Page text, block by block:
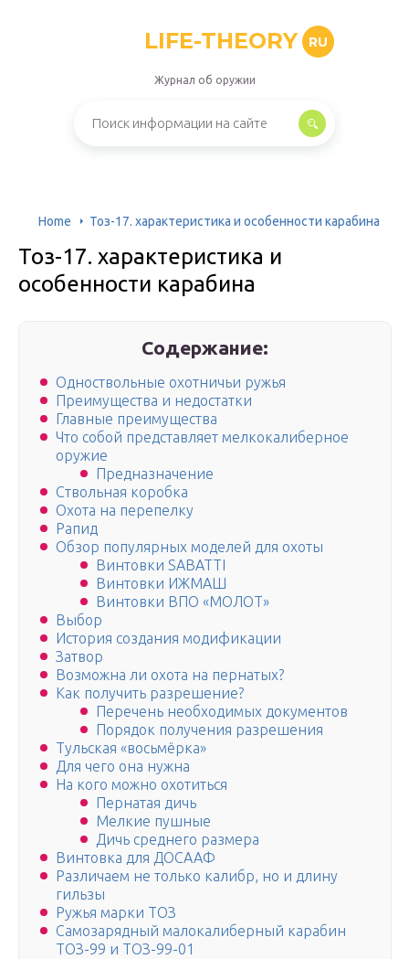
LIFE-THEORY RU
Журнал об оружии
Home Тоз-17. характеристика и особенности карабина
Тоз-17. характеристика и
особенности карабина
Содержание:
Одноствольные охотничьи ружья
Преимущества и недостатки
Главные преимущества
Что собой представляет мелкокалиберное
оружие
Предназначение
Ствольная коробка
Охота на перепелку
Рапид
Обзор популярных моделей для охоты
Винтовки SABATTI
Винтовки ИЖМАШ
Винтовки ВПО «МОЛОТ»
Выбор
История создания модификации
Затвор
Возможна ли охота на пернатых?
Как получить разрешение?
Перечень необходимых документов
Порядок получения разрешения
Тульская «восьмёрка»
Для чего она нужна
На кого можно охотиться
Пернатая дичь
Мелкие пушные
Дичь среднего размера
Винтовка для ДОСААФ
Различаем не только калибр, но и длину
гильзы
Ружья марки ТОЗ
Самозарядный малокалиберный карабин
ТОЗ-99 и ТОЗ-99-01